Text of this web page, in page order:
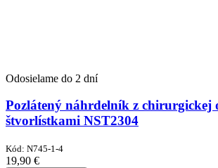
Odosielame do 2 dní
Pozlátený náhrdelník z chirurgickej
štvorlístkami NST2304
Kód: N745-1-4
19,90 €